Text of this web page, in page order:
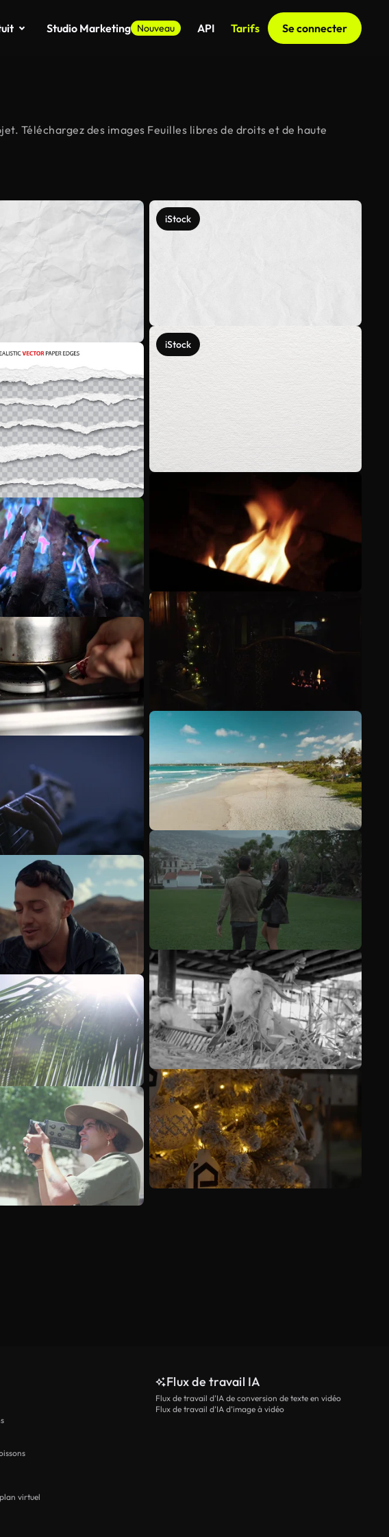
Studio Marketing Nouveau API Tarifs Se connecter
Téléchargez des images Feuilles libres de droits et de haute
iStock
iStock
Voir plus
virtuel
Flux de travail IA
Flux de travail d’IA de conversion de texte en vidéo
Flux de travail d’IA d’image à vidéo